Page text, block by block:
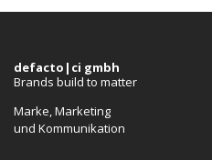
defacto|ci gmbh
Brands build to matter
Marke, Marketing
und Kommunikation